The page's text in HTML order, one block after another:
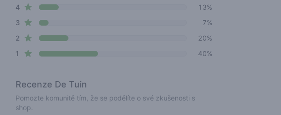
4star reviews
13%
3 star reviews
7%
2 star reviews
20%
1 star reviews 40%
Recenze De Tuin
Pomozte komunitě tím, že se podělíte o své zkušenosti s
shop.